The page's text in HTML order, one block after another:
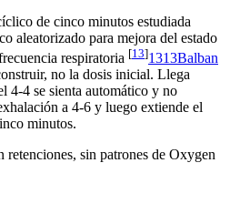
de cinco minutos estudiada
aleatorizado para mejora del estado
respiratoria [13]1313Balban
no la dosis inicial. Llega
4-4 se sienta automático y no
a 4-6 y luego extiende el
minutos.
retenciones, sin patrones de Oxygen